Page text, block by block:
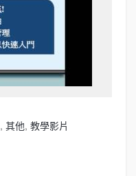
, 其他, 教學影片